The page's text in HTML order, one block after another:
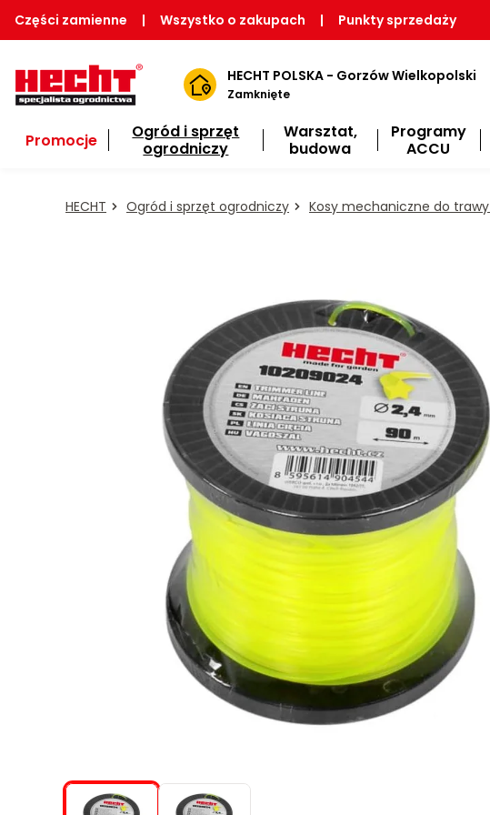
Części zamienne | Wszystko o zakupach | Punkty sprzedaży
HECHT POLSKA - Gorzów Wielkopolski
Zamknięte
Promocje
Ogród i sprzęt
ogrodniczy
Warsztat,
budowa
Programy
ACCU
HECHT Ogród i sprzęt ogrodniczy Kosy mechaniczne do